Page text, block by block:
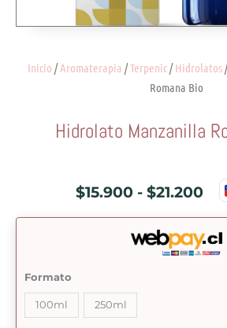
Inicio /Aromaterapia /Terpenic/Hidrolatos
Romana Bio
Hidrolato Manzanilla
$15.900 - $21.200
de
Formato
100ml 250ml
Hidrolato
Manzanilla
Romana